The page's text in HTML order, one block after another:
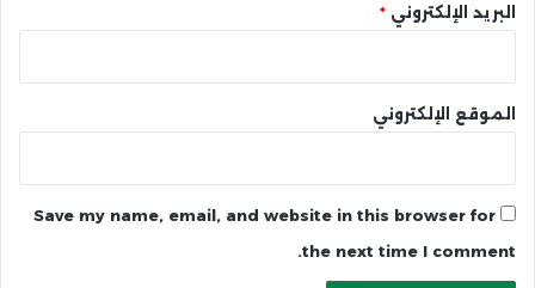
البريد الإلكتروني *
الموقع الإلكتروني
Save my name, email, and website in this browser for
the next time I comment.